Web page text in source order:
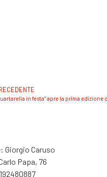
in festa” apre la prima
Giorgio Caruso
Papa, 76